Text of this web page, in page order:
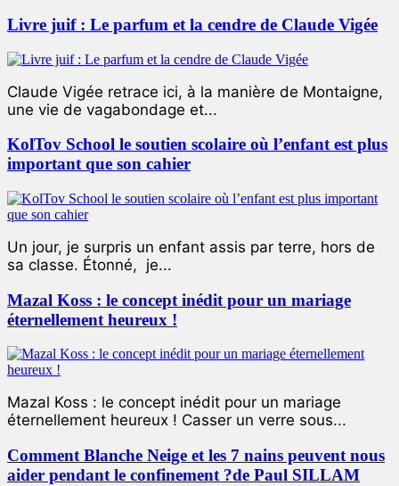
Livre juif : Le parfum et la cendre de Claude Vigée
Claude Vigée retrace ici, à la manière de Montaigne,
une vie de vagabondage et...
KolTov School le soutien scolaire où l’enfant est plus
important que son cahier
Un jour, je surpris un enfant assis par terre, hors de
sa classe. Étonné, je...
Mazal Koss : le concept inédit pour un mariage
éternellement heureux !
Mazal Koss : le concept inédit pour un mariage
éternellement heureux ! Casser un verre sous...
Comment Blanche Neige et les 7 nains peuvent nous
aider pendant le confinement ?de Paul SILLAM